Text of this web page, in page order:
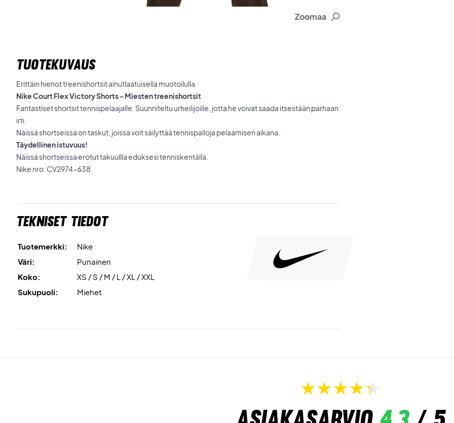
Zoomaa
TUOTEKUVAUS
Erittäin hienot treenishortsit ainutlaatuisella muotoilulla.
Nike Court Flex Victory Shorts - Miesten treenishortsit
Fantastiset shortsit tennispelaajalle. Suunniteltu urheilijoille, jotta he voivat saada itsestään parhaan
irti.
Näissä shortseissa on taskut, joissa voit säilyttää tennispalloja pelaamisen aikana.
Täydellinen istuvuus!
Näissä shortseissa erotut takuullla eduksesi tenniskentällä.
Nike nro: CV2974-638.
Tekniset tiedot
Tuotemerkki:
Nike
Väri:
Punainen
Koko:
XS / S / M / L / XL / XXL
Sukupuoli:
Miehet